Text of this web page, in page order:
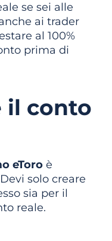
se sei alle
ai trader
al 100%
prima di
il conto
eToro è
solo creare
sia per il
reale.